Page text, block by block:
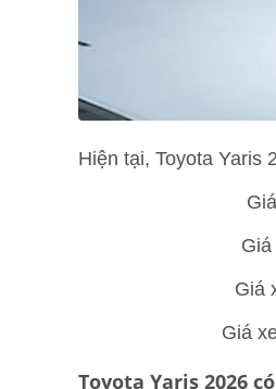
Hiện tại, Toyota Yaris
Giá
Giá
Toyota Yaris 2026